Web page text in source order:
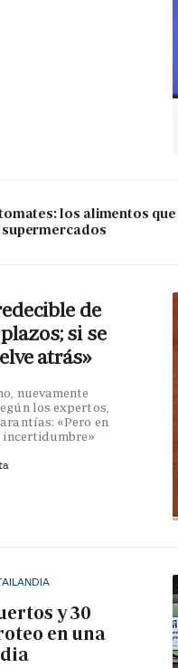
los alimentos que
de
si se
atrás»
nuevamente
los expertos,
«Pero en
incertidumbre»
y 30
en una